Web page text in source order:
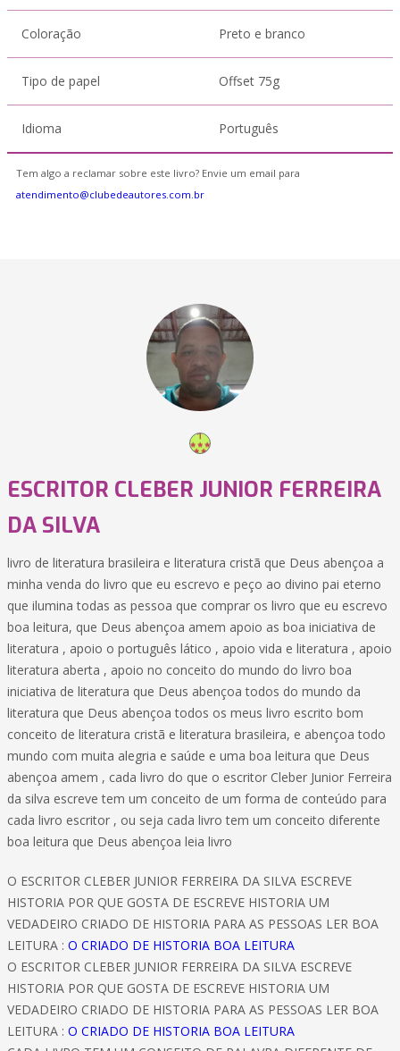
Coloração Preto e branco
Tipo de papel Offset 75g
Idioma Português
Tem algo a reclamar sobre este livro? Envie um email para
atendimento@clubedeautores.com.br
ESCRITOR CLEBER JUNIOR FERREIRA
DA SILVA
livro de literatura brasileira e literatura cristã que Deus abençoa a
minha venda do livro que eu escrevo e peço ao divino pai eterno
que ilumina todas as pessoa que comprar os livro que eu escrevo
boa leitura, que Deus abençoa amem apoio as boa iniciativa de
literatura , apoio o português lático , apoio vida e literatura , apoio
literatura aberta , apoio no conceito do mundo do livro boa
iniciativa de literatura que Deus abençoa todos do mundo da
literatura que Deus abençoa todos os meus livro escrito bom
conceito de literatura cristã e literatura brasileira, e abençoa todo
mundo com muita alegria e saúde e uma boa leitura que Deus
abençoa amem , cada livro do que o escritor Cleber Junior Ferreira
da silva escreve tem um conceito de um forma de conteúdo para
cada livro escritor , ou seja cada livro tem um conceito diferente
boa leitura que Deus abençoa leia livro
O ESCRITOR CLEBER JUNIOR FERREIRA DA SILVA ESCREVE
HISTORIA POR QUE GOSTA DE ESCREVE HISTORIA UM
VEDADEIRO CRIADO DE HISTORIA PARA AS PESSOAS LER BOA
LEITURA : O CRIADO DE HISTORIA BOA LEITURA
O ESCRITOR CLEBER JUNIOR FERREIRA DA SILVA ESCREVE
HISTORIA POR QUE GOSTA DE ESCREVE HISTORIA UM
VEDADEIRO CRIADO DE HISTORIA PARA AS PESSOAS LER BOA
LEITURA : O CRIADO DE HISTORIA BOA LEITURA